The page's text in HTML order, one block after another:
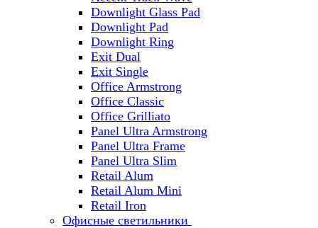
Downlight Glass Pad
Downlight Pad
Downlight Ring
Exit Dual
Exit Single
Office Armstrong
Office Classic
Office Grilliato
Panel Ultra Armstrong
Panel Ultra Frame
Panel Ultra Slim
Retail Alum
Retail Alum Mini
Retail Iron
Офисные светильники